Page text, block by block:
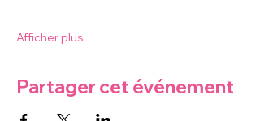
Afficher plus
Partager cet événement